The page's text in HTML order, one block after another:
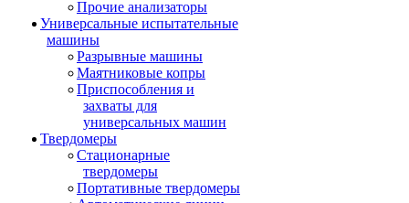
Прочие анализаторы
Универсальные испытательные
машины
Разрывные машины
Маятниковые копры
Приспособления и
захваты для
универсальных машин
Твердомеры
Стационарные
твердомеры
Портативные твердомеры